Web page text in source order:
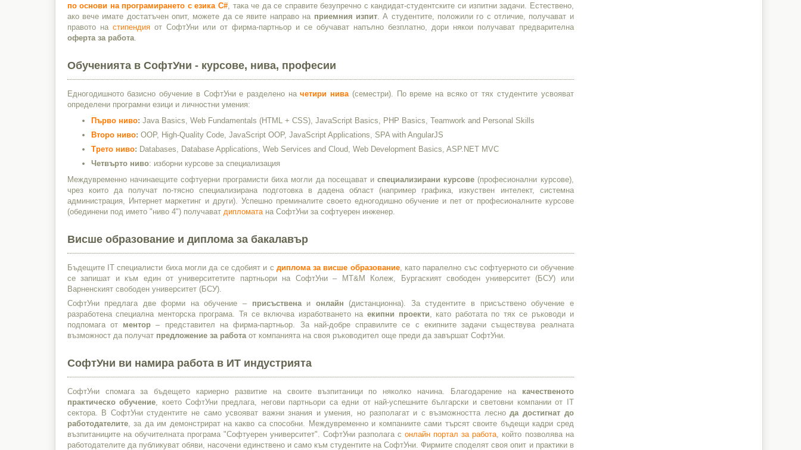
по основи на програмирането с езика C# , така че да се справите безупречно с кандидат-студентските си изпитни задачи. Естествено,
ако вече имате достатъчен опит, можете да се явите направо на приемния изпит. А студентите, положили го с отличие, получават и
правото на стипендияот СофтУни или от фирма-партньор и се обучават напълно безплатно, дори някои получават предварителна
оферта за работа.
Обученията в СофтУни - курсове, нива, професии
Едногодишното базисно обучение в СофтУни е разделено начетири нива (семестри). По време на всяко от тях студентите усвояват
определени програмни езици и личностни умения:
Първо ниво: Java Basics, Web Fundamentals (HTML + CSS), JavaScript Basics, PHP Basics, Teamwork and Personal Skills
Второ ниво: OOP, High-Quality Code, JavaScript OOP, JavaScript Applications, SPA with AngularJS
Трето ниво: Databases, Database Applications, Web Services and Cloud, Web Development Basics, ASP.NET MVC
Четвърто ниво: изборни курсове за специализация
Междувременно начинаещите софтуерни програмисти биха могли да посещават испециализирани курсове (професионални курсове),
чрез които да получат по-тясно специализирана подготовка в дадена област (например графика, изкуствен интелект, системна
администрация, Интернет маркетинг и други). Успешно преминалите своето едногодишно обучение и пет от професионалните курсове
(обединени под името "ниво 4") получават дипломатана СофтУни за софтуерен инженер.
Висше образование и диплома за бакалавър
Бъдещите IT специалисти биха могли да се сдобият и с диплома за висше образование, като паралелно със софтуерното си обучение
се запишат и към един от университетите партньори на СофтУни – MT&M Колеж, Бургаският свободен университет (БСУ) или
Варненският свободен университет (БСУ).
СофтУни предлага две форми на обучение – присъственаи онлайн (дистанционна). За студентите в присъствено обучение е
разработена специална менторска програма. Тя се включва изработването на екипни проекти , като работата по тях се ръководи и
подпомага от ментор – представител на фирма-партньор. За най-добре справилите се с екипните задачи съществува реалната
възможност да получат предложение за работаот компанията на своя ръководител още преди да завършат СофтУни.
СофтУни ви намира работа в ИТ индустрията
СофтУни спомага за бъдещето кариерно развитие на своите възпитаници по няколко начина. Благодарение на качественото
практическо обучение , което СофтУни предлага, негови партньори са едни от най-успешните български и световни компании от IT
сектора. В СофтУни студентите не само усвояват важни знания и умения, но разполагат и с възможността леснода достигнат до
работодателите, за да им демонстрират на какво са способни. Междувременно и компаниите сами търсят своите бъдещи кадри сред
възпитаниците на обучителната програма "Софтуерен университет". СофтУни разполага сонлайн портал за работа , който позволява на
работодателите да публикуват обяви, насочени единствено и само към студентите на СофтУни. Фирмите споделят своя опит и практики в